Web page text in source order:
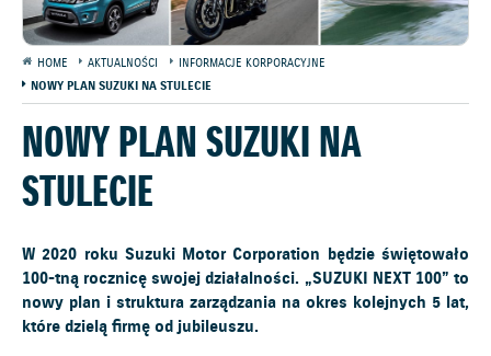
HOME AKTUALNOŚCI
INFORMACJE KORPORACYJNE
NOWY PLAN SUZUKI NA STULECIE
NOWY PLAN SUZUKI NA
STULECIE
W 2020 roku Suzuki Motor Corporation będzie świętowało
100-tną rocznicę swojej działalności. „SUZUKI NEXT 100” to
nowy plan i struktura zarządzania na okres kolejnych 5 lat,
które dzielą firmę od jubileuszu.